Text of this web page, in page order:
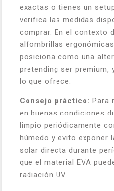
exactas o tienes un
verifica las medidas
comprar. En el contexto
alfombrillas
posiciona como una
pretending ser premium,
lo que ofrece.
Consejo práctico: Para
en buenas condiciones
limpio periódicamente
húmedo y evito exponer
solar directa durante
que el material EVA
radiación UV.